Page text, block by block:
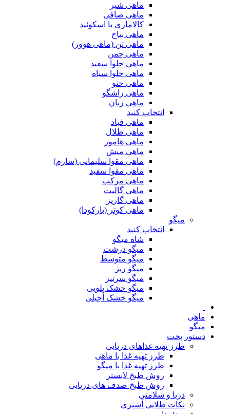
ماهی شیر
ماهی صافی
کالاماری یا اسکوئید
ماهی بیاح
ماهی تن (ماهی هوور)
ماهی چمن
ماهی حلوا سفید
ماهی حلوا سیاه
ماهی خنو
ماهی راشگو
ماهی زبان
انتخاب کنید
ماهی قباد
ماهی طلال
ماهی هامور
ماهی میش
ماهی مقوا سلیمانی (سارم)
ماهی مقوا سفید
ماهی مرکب
ماهی گالیت
ماهی گاریز
ماهی کوتر (بارکودا)
میگو
انتخاب کنید
شاه میگو
میگو درشت
میگو متوسط
میگو ریز
میگو سرتیز
میگو خشک پلویی
میگو خشک آجیلی
ماهی
میگو
دستور پخت
طرز تهیه غذاهای دریایی
طرز تهیه غذا با ماهی
طرز تهیه غذا با میگو
روش طبخ لابستر
روش طبخ صدف های دریایی
دریا و سلامتی
نکات طلایی آشپزی